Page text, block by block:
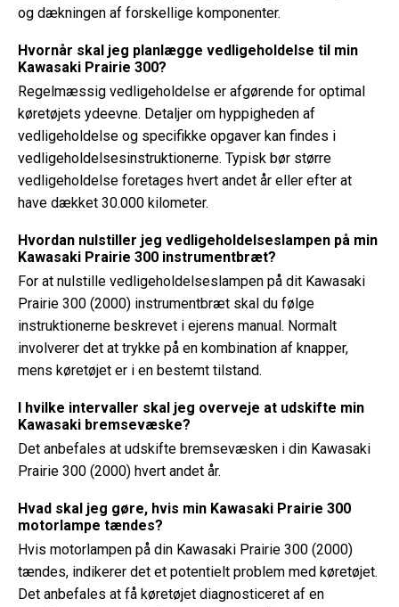
og dækningen af ​​forskellige komponenter.
Hvornår skal jeg planlægge vedligeholdelse til min
Kawasaki Prairie 300?
Regelmæssig vedligeholdelse er afgørende for optimal
køretøjets ydeevne. Detaljer om hyppigheden af ​​
vedligeholdelse og specifikke opgaver kan findes i
vedligeholdelsesinstruktionerne. Typisk bør større
vedligeholdelse foretages hvert andet år eller efter at
have dækket 30.000 kilometer.
Hvordan nulstiller jeg vedligeholdelseslampen på min
Kawasaki Prairie 300 instrumentbræt?
For at nulstille vedligeholdelseslampen på dit Kawasaki
Prairie 300 (2000) instrumentbræt skal du følge
instruktionerne beskrevet i ejerens manual. Normalt
involverer det at trykke på en kombination af knapper,
mens køretøjet er i en bestemt tilstand.
I hvilke intervaller skal jeg overveje at udskifte min
Kawasaki bremsevæske?
Det anbefales at udskifte bremsevæsken i din Kawasaki
Prairie 300 (2000) hvert andet år.
Hvad skal jeg gøre, hvis min Kawasaki Prairie 300
motorlampe tændes?
Hvis motorlampen på din Kawasaki Prairie 300 (2000)
tændes, indikerer det et potentielt problem med køretøjet.
Det anbefales at få køretøjet diagnosticeret af en